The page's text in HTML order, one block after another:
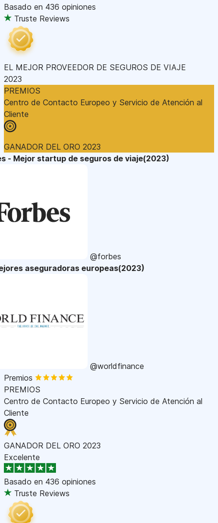
Basado en 436 opiniones
Truste Reviews
EL MEJOR PROVEEDOR DE SEGUROS DE VIAJE
2023
PREMIOS
Centro de Contacto Europeo y Servicio de Atención al
Cliente
GANADOR DEL ORO 2023
- Mejor startup de seguros de viaje(2023)
@forbes
aseguradoras europeas(2023)
@worldfinance
Premios
PREMIOS
Centro de Contacto Europeo y Servicio de Atención al
Cliente
GANADOR DEL ORO 2023
Excelente
Basado en 436 opiniones
Truste Reviews